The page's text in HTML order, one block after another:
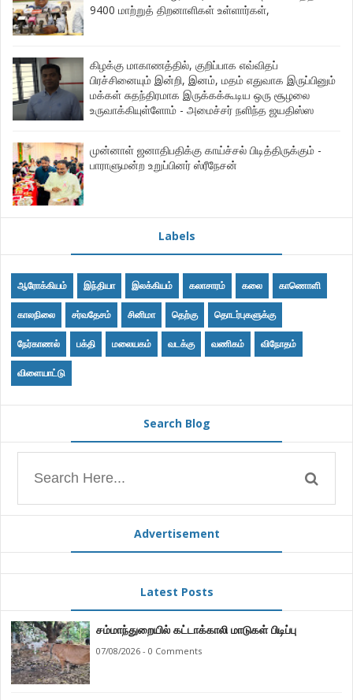
9400 மாற்றுத் திறனாளிகள் உள்ளார்கள்,
கிழக்கு மாகாணத்தில், குறிப்பாக எவ்விதப்
பிரச்சினையும் இன்றி, இனம், மதம் எதுவாக இருப்பினும்
மக்கள் சுதந்திரமாக இருக்கக்கூடிய ஒரு சூழலை
உருவாக்கியுள்ளோம் - அமைச்சர் நளிந்த ஜயதிஸ்ஸ
முன்னாள் ஜனாதிபதிக்கு காய்ச்சல் பிடித்திருக்கும் -
பாராளுமன்ற உறுப்பினர் ஸ்ரீநேசன்
Labels
ஆரோக்கியம் இந்தியா இலக்கியம் கலாசாரம் கலை காணொளி
காலநிலை சர்வதேசம் சினிமா தெற்கு தொடர்புகளுக்கு
நேர்காணல் பக்தி மலையகம் வடக்கு வணிகம் விநோதம்
விளையாட்டு
Search Blog
Advertisement
Latest Posts
சம்மாந்துறையில் கட்டாக்காலி மாடுகள் பிடிப்பு
07/08/2026 - 0 Comments